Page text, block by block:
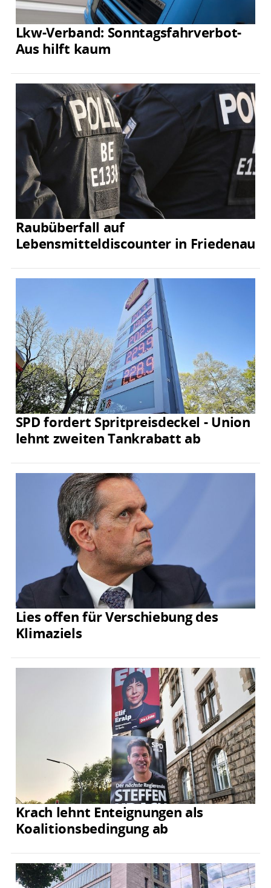
Lkw-Verband: Sonntagsfahrverbot-
Aus hilft kaum
Raubüberfall auf
Lebensmitteldiscounter in Friedenau
SPD fordert Spritpreisdeckel - Union
lehnt zweiten Tankrabatt ab
Lies offen für Verschiebung des
Klimaziels
Krach lehnt Enteignungen als
Koalitionsbedingung ab